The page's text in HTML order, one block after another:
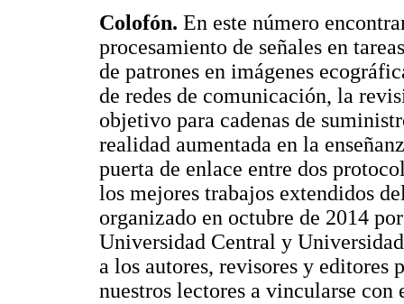
Colofón. En este número
procesamiento de señales en
de patrones en imágenes
de redes de comunicación, la
objetivo para cadenas de
realidad aumentada en la
puerta de enlace entre dos
los mejores trabajos extendidos
organizado en octubre de 2014
Universidad Central y
a los autores, revisores y editores
nuestros lectores a vincularse con